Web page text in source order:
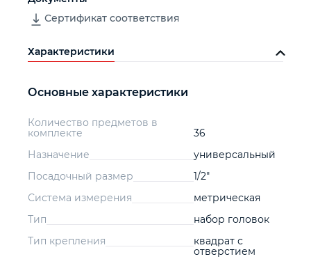
Сертификат соответствия
Характеристики
Основные характеристики
Количество предметов в
комплекте
36
Назначение
универсальный
Посадочный размер
1/2"
Система измерения
метрическая
Тип
набор головок
Тип крепления
квадрат с
отверстием